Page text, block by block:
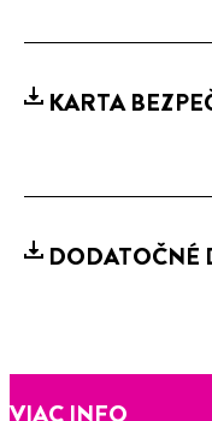
KARTA
DODATOČNÉ